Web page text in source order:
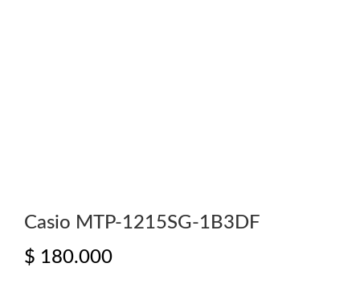
Casio MTP-1215SG-1B3DF
$ 180.000